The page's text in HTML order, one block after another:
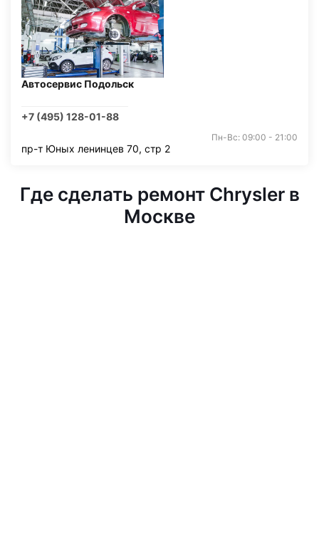
Автосервис Подольск
+7 (495) 128-01-88
Пн-Вс: 09:00 - 21:00
пр-т Юных ленинцев 70, стр 2
Где сделать ремонт Chrysler в
Москве